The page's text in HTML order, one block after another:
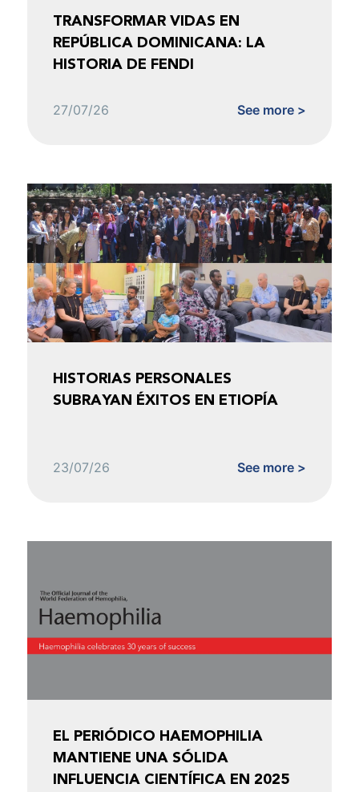
TRANSFORMAR VIDAS EN
REPÚBLICA DOMINICANA: LA
HISTORIA DE FENDI
27/07/26 See more >
HISTORIAS PERSONALES
SUBRAYAN ÉXITOS EN ETIOPÍA
23/07/26 See more >
EL PERIÓDICO HAEMOPHILIA
MANTIENE UNA SÓLIDA
INFLUENCIA CIENTÍFICA EN 2025